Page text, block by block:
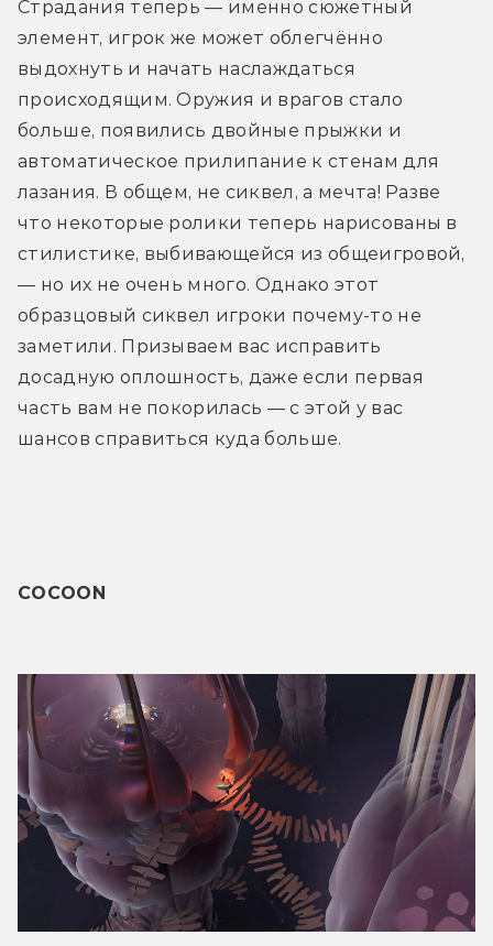
Страдания теперь — именно сюжетный
элемент, игрок же может облегчённо
выдохнуть и начать наслаждаться
происходящим. Оружия и врагов стало
больше, появились двойные прыжки и
автоматическое прилипание к стенам для
лазания. В общем, не сиквел, а мечта! Разве
что некоторые ролики теперь нарисованы в
стилистике, выбивающейся из общеигровой,
— но их не очень много. Однако этот
образцовый сиквел игроки почему-то не
заметили. Призываем вас исправить
досадную оплошность, даже если первая
часть вам не покорилась — с этой у вас
шансов справиться куда больше.
COCOON